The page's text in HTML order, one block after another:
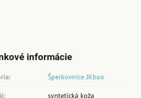
informácie
Šperkovnice JKbox
syntetická koža